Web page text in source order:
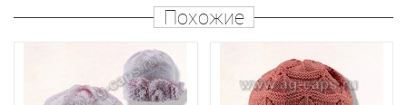
Похожие